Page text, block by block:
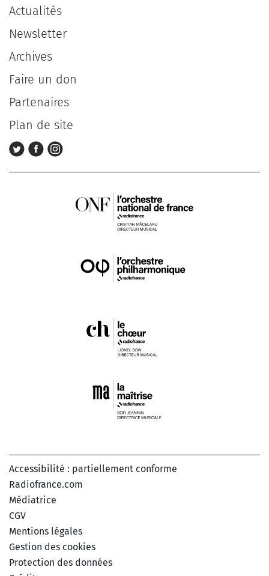
Actualités
Newsletter
Archives
Faire un don
Partenaires
Plan de site
Accessibilité : partiellement conforme
Radiofrance.com
Médiatrice
CGV
Mentions légales
Gestion des cookies
Protection des données